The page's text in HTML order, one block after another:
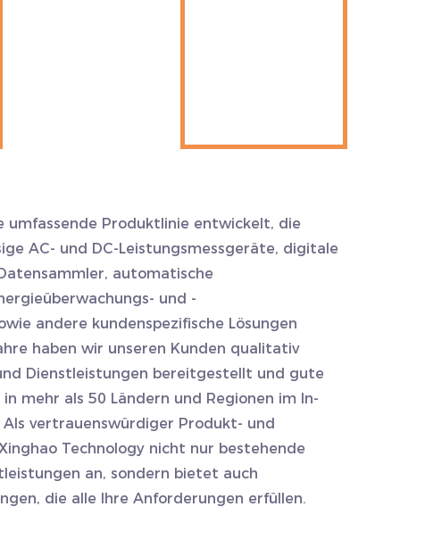
umfassende Produktlinie entwickelt, die
AC- und DC-Leistungsmessgeräte, digitale
automatische
und -
andere kundenspezifische Lösungen
haben wir unseren Kunden qualitativ
Dienstleistungen bereitgestellt und gute
mehr als 50 Ländern und Regionen im In-
vertrauenswürdiger Produkt- und
Technology nicht nur bestehende
an, sondern bietet auch
die alle Ihre Anforderungen erfüllen.